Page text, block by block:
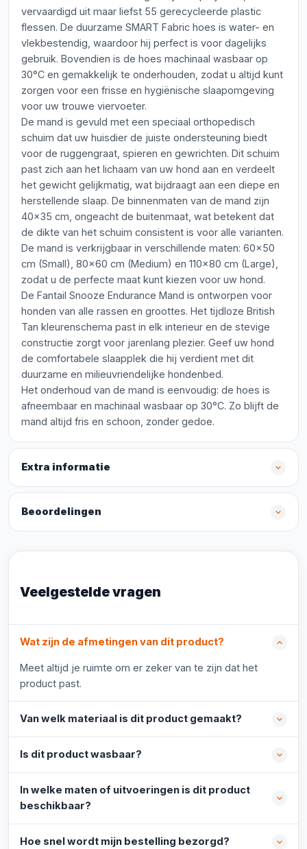
vervaardigd uit maar liefst 55 gerecycleerde plastic
flessen. De duurzame SMART Fabric hoes is water- en
vlekbestendig, waardoor hij perfect is voor dagelijks
gebruik. Bovendien is de hoes machinaal wasbaar op
30°C en gemakkelijk te onderhouden, zodat u altijd kunt
zorgen voor een frisse en hygiënische slaapomgeving
voor uw trouwe viervoeter.
De mand is gevuld met een speciaal orthopedisch
schuim dat uw huisdier de juiste ondersteuning biedt
voor de ruggengraat, spieren en gewrichten. Dit schuim
past zich aan het lichaam van uw hond aan en verdeelt
het gewicht gelijkmatig, wat bijdraagt aan een diepe en
herstellende slaap. De binnenmaten van de mand zijn
40x35 cm, ongeacht de buitenmaat, wat betekent dat
de dikte van het schuim consistent is voor alle varianten.
De mand is verkrijgbaar in verschillende maten: 60x50
cm (Small), 80x60 cm (Medium) en 110x80 cm (Large),
zodat u de perfecte maat kunt kiezen voor uw hond.
De Fantail Snooze Endurance Mand is ontworpen voor
honden van alle rassen en groottes. Het tijdloze British
Tan kleurenschema past in elk interieur en de stevige
constructie zorgt voor jarenlang plezier. Geef uw hond
de comfortabele slaapplek die hij verdient met dit
duurzame en milieuvriendelijke hondenbed.
Het onderhoud van de mand is eenvoudig: de hoes is
afneembaar en machinaal wasbaar op 30°C. Zo blijft de
mand altijd fris en schoon, zonder gedoe.
Extra informatie
Beoordelingen
Veelgestelde vragen
Wat zijn de afmetingen van dit product?
Meet altijd je ruimte om er zeker van te zijn dat het
product past.
Van welk materiaal is dit product gemaakt?
Is dit product wasbaar?
In welke maten of uitvoeringen is dit product
beschikbaar?
Hoe snel wordt mijn bestelling bezorgd?